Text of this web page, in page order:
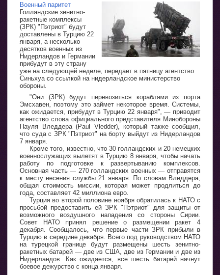
Военный паритет
Голландские зенитно-
ракетные комплексы
(ЗРК) "Пэтриот" будут
доставлены в Турцию 22
января, а несколько
десятков военных из
Нидерландов и Германии
прибудут в эту страну
уже на следующей неделе, передает в пятницу агентство
Синьхуа со ссылкой на нидерландское министерство
обороны.
"Они (ЗРК) будут перевозиться кораблями из порта
Эмсхавен, поэтому это займет некоторое время. Системы,
как ожидается, прибудут в Турцию 22 января", — приводит
агентство слова официального представителя Минобороны
Пауля Вледдера (Paul Vledder), который также сообщил,
что суда с ЗРК "Пэтриот" на борту выйдут из Нидерландов
7 января.
Кроме того, известно, что 30 голландских и 20 немецких
военнослужащих вылетят в Турцию 8 января, чтобы начать
работу по подготовке к развертыванию комплексов.
Основная часть — 270 голландских военных — отправятся
к месту несения службы 21 января. По словам Вледдера,
общая стоимость миссии, которая может продлиться до
года, составляет 42 миллиона евро.
Турция во второй половине ноября обратилась к НАТО с
просьбой предоставить ей ЗРК "Пэтриот" для защиты от
возможного воздушного нападения со стороны Сирии.
Совет НАТО принял решение о размещении ракет 4
декабря. Сообщалось, что первые части ЗРК прибыли в
Турцию в середине декабря. Всего под руководством НАТО
на турецкой границе будут размещены шесть зенитно-
ракетных батарей — две из США, две из Германии и две из
Нидерландов. Как ожидается, все шесть батарей начнут
боевое дежурство с конца января.